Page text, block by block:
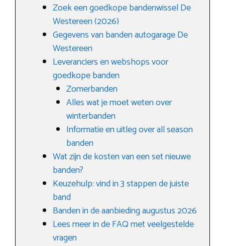
Zoek een goedkope bandenwissel De
Westereen (2026)
Gegevens van banden autogarage De
Westereen
Leveranciers en webshops voor
goedkope banden
Zomerbanden
Alles wat je moet weten over
winterbanden
Informatie en uitleg over all season
banden
Wat zijn de kosten van een set nieuwe
banden?
Keuzehulp: vind in 3 stappen de juiste
band
Banden in de aanbieding augustus 2026
Lees meer in de FAQ met veelgestelde
vragen